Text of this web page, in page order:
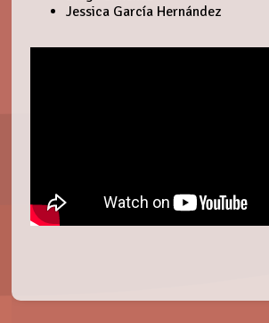
Jessica García Hernández